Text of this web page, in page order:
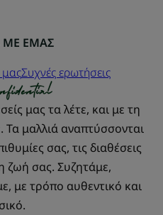
ΜΕ ΕΜΑΣ
μαςΣυχνές ερωτήσεις
μας τα λέτε, και με τη
μαλλιά αναπτύσσονται
σας, τις διαθέσεις
ζωή σας. Συζητάμε,
με τρόπο αυθεντικό και